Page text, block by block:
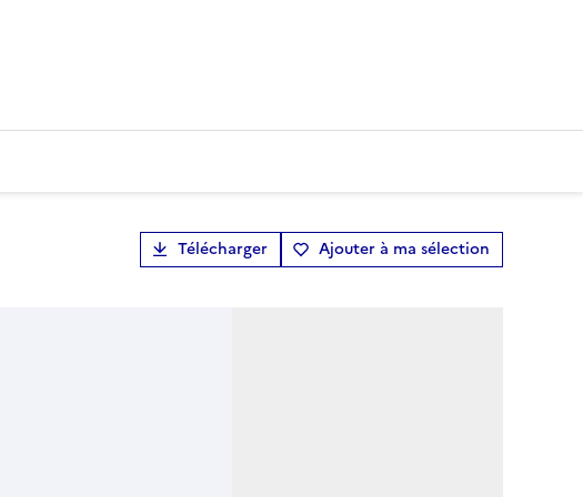
Télécharger Ajouter à ma sélection